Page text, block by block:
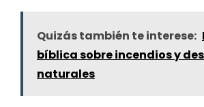
Quizás también te interese:
bíblica sobre incendios y
naturales